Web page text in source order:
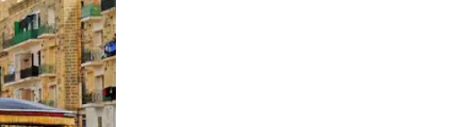
с докосване или плъзгане.